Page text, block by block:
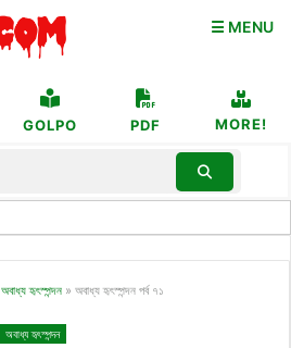
☰ MENU
GOLPO PDF MORE!
অবাধ্য হৃৎস্পন্দন » অবাধ্য হৃৎস্পন্দন পর্ব ৭১
অবাধ্য হৃৎস্পন্দন